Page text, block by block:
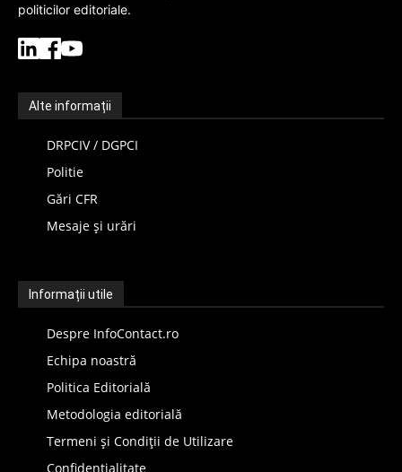
politicilor editoriale.
Alte informații
DRPCIV / DGPCI
Politie
Gări CFR
Mesaje și urări
Informații utile
Despre InfoContact.ro
Echipa noastră
Politica Editorială
Metodologia editorială
Termeni și Condiții de Utilizare
Confidențialitate